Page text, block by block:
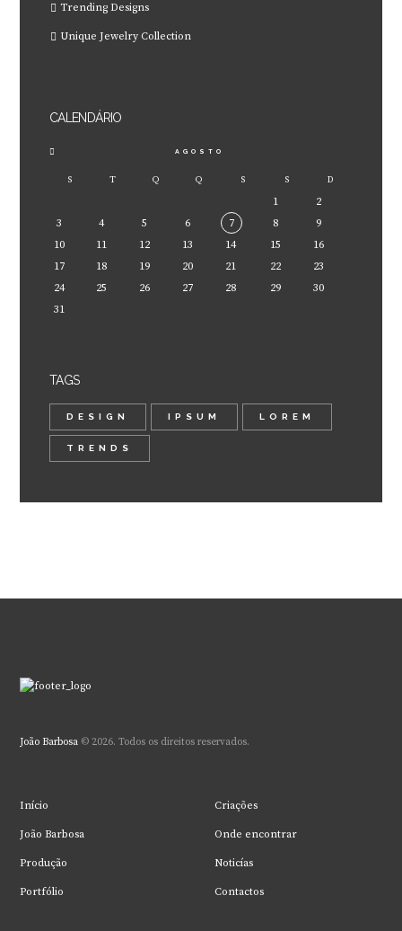
Trending Designs
Unique Jewelry Collection
CALENDÁRIO
AGOSTO
S T Q Q S S D
1
2
3
4 5 6 7 8
9
10
11 12 13 14 15
16
17
18 19 20 21 22
23
24
25 26 27 28 29
30
31
TAGS
DESIGN IPSUM LOREM
TRENDS
João Barbosa © 2026. Todos os direitos reservados.
Início
João Barbosa
Produção
Portfólio
Criações
Onde encontrar
Noticías
Contactos